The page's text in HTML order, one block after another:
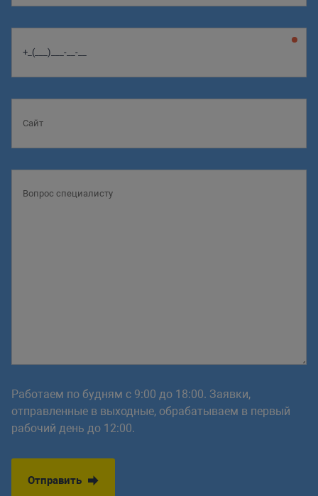
Работаем по будням с 9:00 до 18:00. Заявки,
отправленные в выходные, обрабатываем в первый
рабочий день до 12:00.
Отправить